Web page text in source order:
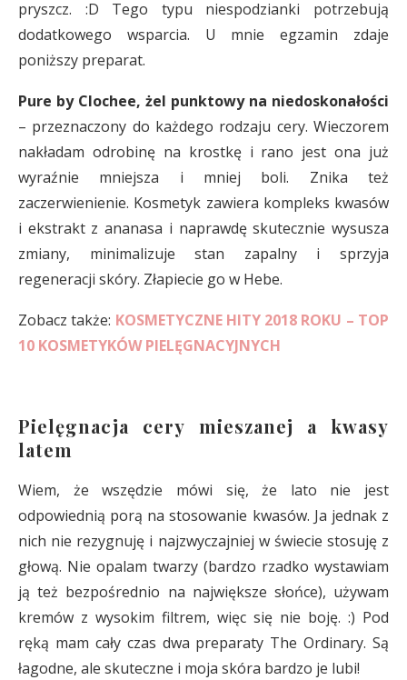
pryszcz. :D Tego typu niespodzianki potrzebują
dodatkowego wsparcia. U mnie egzamin zdaje
poniższy preparat.
Pure by Clochee, żel punktowy na niedoskonałości
– przeznaczony do każdego rodzaju cery. Wieczorem
nakładam odrobinę na krostkę i rano jest ona już
wyraźnie mniejsza i mniej boli. Znika też
zaczerwienienie. Kosmetyk zawiera kompleks kwasów
i ekstrakt z ananasa i naprawdę skutecznie wysusza
zmiany, minimalizuje stan zapalny i sprzyja
regeneracji skóry. Złapiecie go w Hebe.
Zobacz także: KOSMETYCZNE HITY 2018 ROKU – TOP
10 KOSMETYKÓW PIELĘGNACYJNYCH
Pielęgnacja cery mieszanej a kwasy
latem
Wiem, że wszędzie mówi się, że lato nie jest
odpowiednią porą na stosowanie kwasów. Ja jednak z
nich nie rezygnuję i najzwyczajniej w świecie stosuję z
głową. Nie opalam twarzy (bardzo rzadko wystawiam
ją też bezpośrednio na największe słońce), używam
kremów z wysokim filtrem, więc się nie boję. :) Pod
ręką mam cały czas dwa preparaty The Ordinary. Są
łagodne, ale skuteczne i moja skóra bardzo je lubi!